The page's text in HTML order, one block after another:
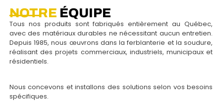
NOTRE ÉQUIPE
Tous nos produits sont fabriqués entièrement au Québec,
avec des matériaux durables ne nécessitant aucun entretien.
Depuis 1985, nous œuvrons dans la ferblanterie et la soudure,
réalisant des projets commerciaux, industriels, municipaux et
résidentiels.
Nous concevons et installons des solutions selon vos besoins
spécifiques.